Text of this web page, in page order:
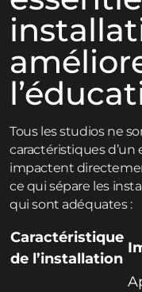
Tous les studios ne
caractéristiques
impactent
ce qui sépare les
qui sont adéquates :
Caractéristique
de l’installation